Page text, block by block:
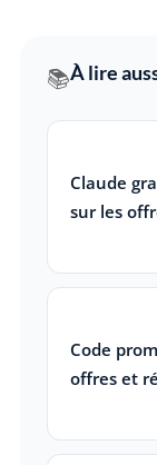
📚À lire
Claude
sur les
Code
offres et